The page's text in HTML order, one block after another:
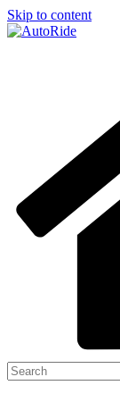
Skip to content